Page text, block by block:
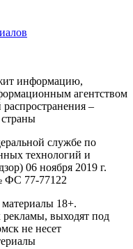
информацию,
агентством
–
службе по
технологий и
06 ноября 2019 г.
ФС 77-77122
18+.
выходят под
не несет